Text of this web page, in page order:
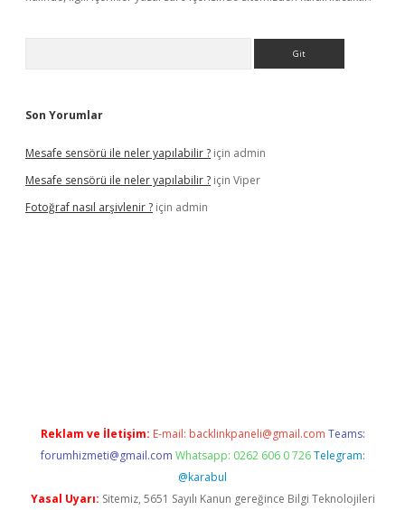
Son Yorumlar
Mesafe sensörü ile neler yapılabilir ? için admin
Mesafe sensörü ile neler yapılabilir ? için Viper
Fotoğraf nasıl arşivlenir ? için admin
Reklam ve İletişim: E-mail: backlinkpaneli@gmail.com Teams:
forumhizmeti@gmail.com Whatsapp: 0262 606 0 726 Telegram:
@karabul
Yasal Uyarı: Sitemiz, 5651 Sayılı Kanun gereğince Bilgi Teknolojileri